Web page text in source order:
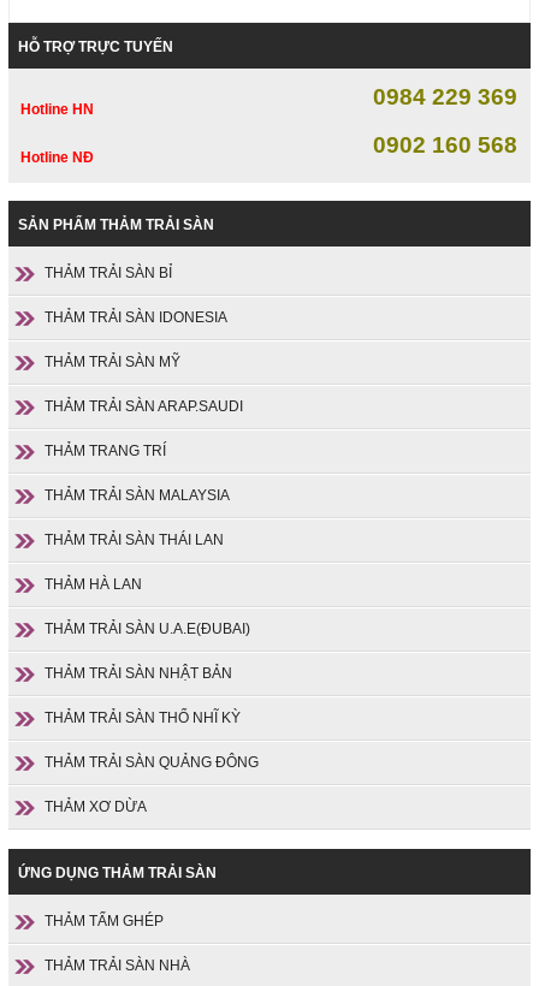
HỖ TRỢ TRỰC TUYẾN
Hotline HN 0984 229 369
Hotline NĐ 0902 160 568
SẢN PHẨM THẢM TRẢI SÀN
THẢM TRẢI SÀN BỈ
THẢM TRẢI SÀN IDONESIA
THẢM TRẢI SÀN MỸ
THẢM TRẢI SÀN ARAP.SAUDI
THẢM TRANG TRÍ
THẢM TRẢI SÀN MALAYSIA
THẢM TRẢI SÀN THÁI LAN
THẢM HÀ LAN
THẢM TRẢI SÀN U.A.E(ĐUBAI)
THẢM TRẢI SÀN NHẬT BẢN
THẢM TRẢI SÀN THỔ NHĨ KỲ
THẢM TRẢI SÀN QUẢNG ĐÔNG
THẢM XƠ DỪA
ỨNG DỤNG THẢM TRẢI SÀN
THẢM TẤM GHÉP
THẢM TRẢI SÀN NHÀ